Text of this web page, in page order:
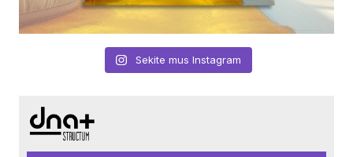
Sekite mus Instagram